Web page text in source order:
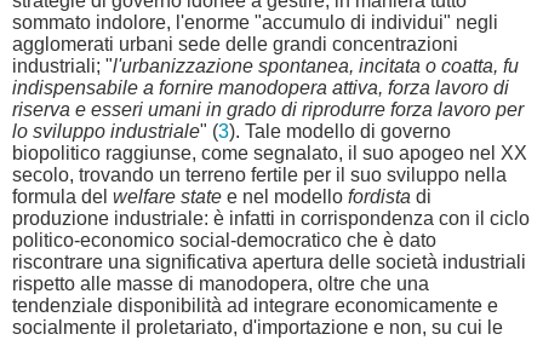
sommato indolore, l'enorme "accumulo di individui" negli
agglomerati urbani sede delle grandi concentrazioni
industriali; "l'urbanizzazione spontanea, incitata o coatta, fu
indispensabile a fornire manodopera attiva, forza lavoro di
riserva e esseri umani in grado di riprodurre forza lavoro per
lo sviluppo industriale" (3). Tale modello di governo
biopolitico raggiunse, come segnalato, il suo apogeo nel XX
secolo, trovando un terreno fertile per il suo sviluppo nella
formula del welfare state e nel modello fordista di
produzione industriale: è infatti in corrispondenza con il ciclo
politico-economico social-democratico che è dato
riscontrare una significativa apertura delle società industriali
rispetto alle masse di manodopera, oltre che una
tendenziale disponibilità ad integrare economicamente e
socialmente il proletariato, d'importazione e non, su cui le